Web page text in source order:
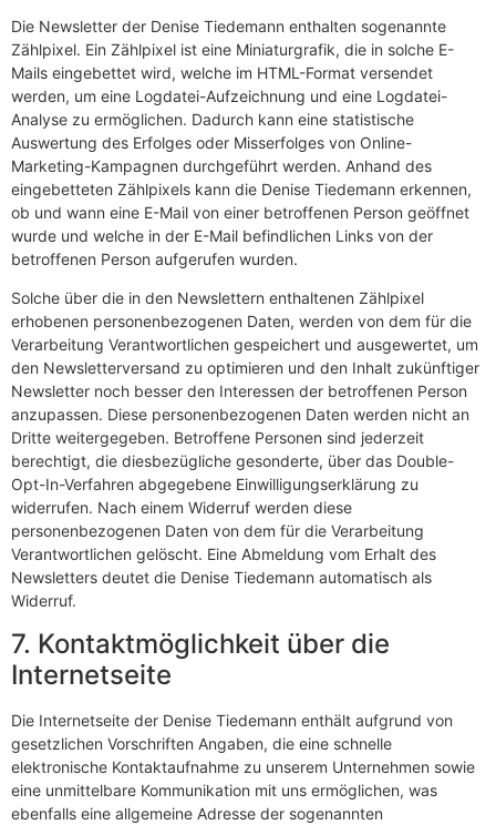
Die Newsletter der Denise Tiedemann enthalten sogenannte
Zählpixel. Ein Zählpixel ist eine Miniaturgrafik, die in solche E-
Mails eingebettet wird, welche im HTML-Format versendet
werden, um eine Logdatei-Aufzeichnung und eine Logdatei-
Analyse zu ermöglichen. Dadurch kann eine statistische
Auswertung des Erfolges oder Misserfolges von Online-
Marketing-Kampagnen durchgeführt werden. Anhand des
eingebetteten Zählpixels kann die Denise Tiedemann erkennen,
ob und wann eine E-Mail von einer betroffenen Person geöffnet
wurde und welche in der E-Mail befindlichen Links von der
betroffenen Person aufgerufen wurden.
Solche über die in den Newslettern enthaltenen Zählpixel
erhobenen personenbezogenen Daten, werden von dem für die
Verarbeitung Verantwortlichen gespeichert und ausgewertet, um
den Newsletterversand zu optimieren und den Inhalt zukünftiger
Newsletter noch besser den Interessen der betroffenen Person
anzupassen. Diese personenbezogenen Daten werden nicht an
Dritte weitergegeben. Betroffene Personen sind jederzeit
berechtigt, die diesbezügliche gesonderte, über das Double-
Opt-In-Verfahren abgegebene Einwilligungserklärung zu
widerrufen. Nach einem Widerruf werden diese
personenbezogenen Daten von dem für die Verarbeitung
Verantwortlichen gelöscht. Eine Abmeldung vom Erhalt des
Newsletters deutet die Denise Tiedemann automatisch als
Widerruf.
7. Kontaktmöglichkeit über die
Internetseite
Die Internetseite der Denise Tiedemann enthält aufgrund von
gesetzlichen Vorschriften Angaben, die eine schnelle
elektronische Kontaktaufnahme zu unserem Unternehmen sowie
eine unmittelbare Kommunikation mit uns ermöglichen, was
ebenfalls eine allgemeine Adresse der sogenannten